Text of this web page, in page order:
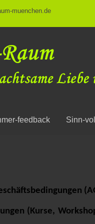
muenchen.de
feedback Sinn-
(Kurse,